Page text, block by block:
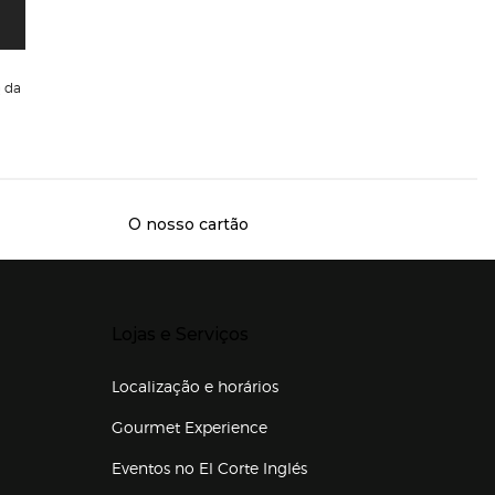
da
O nosso cartão
Localização e horários
Gourmet Experience
Eventos no El Corte Inglés